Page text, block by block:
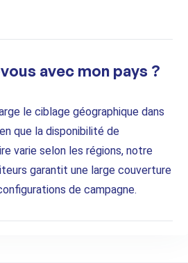
avec mon pays ?
le ciblage géographique dans
que la disponibilité de
varie selon les régions, notre
garantit une large couverture
de campagne.